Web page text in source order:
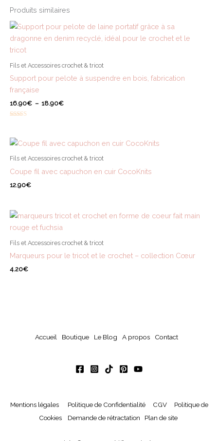
Produits similaires
Fils et Accessoires crochet & tricot
Support pour pelote à suspendre en bois, fabrication
française
16.90€ – 18.90€Plage
18.90€
Fils et Accessoires crochet & tricot
Coupe fil avec capuchon en cuir CocoKnits
12.90€
Fils et Accessoires crochet & tricot
Marqueurs pour le tricot et le crochet – collection Cœur
4.20€
Accueil Boutique Le Blog A propos Contact
Mentions légales Politique de Confidentialité CGV
Politique de
Cookies
Demande de rétractation Plan de site